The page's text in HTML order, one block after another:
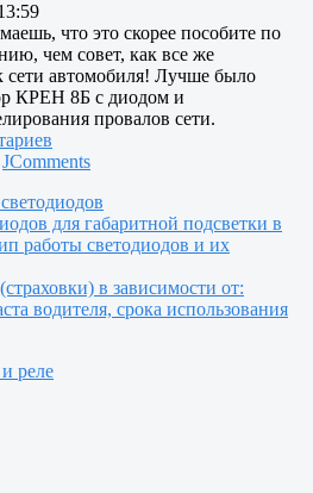
что это скорее пособите по
чем совет, как все же
сети автомобиля! Лучше было
КРЕН 8Б с диодом и
провалов сети.
JComments
для габаритной подсветки в
работы светодиодов и их
в зависимости от:
водителя, срока использования
реле